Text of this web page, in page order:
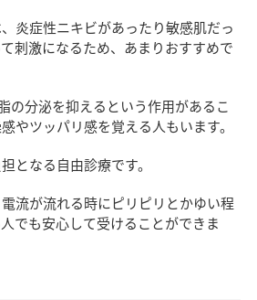
炎症性ニキビがあったり敏感肌だっ
刺激になるため、あまりおすすめで
の分泌を抑えるという作用があるこ
やツッパリ感を覚える人もいます。
となる自由診療です。
流が流れる時にピリピリとかゆい程
でも安心して受けることができま